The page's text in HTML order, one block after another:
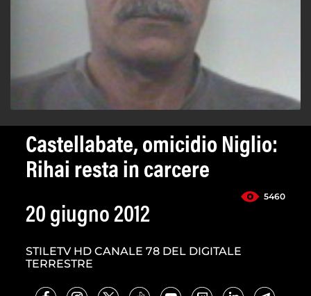
Castellabate, omicidio Niglio:
Rihai resta in carcere
5460
20 giugno 2012
STILETV HD CANALE 78 DEL DIGITALE
TERRESTRE